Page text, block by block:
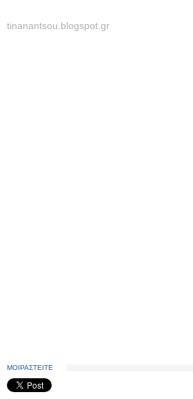
tinanantsou.blogspot.gr
ΜΟΙΡΑΣΤΕΙΤΕ